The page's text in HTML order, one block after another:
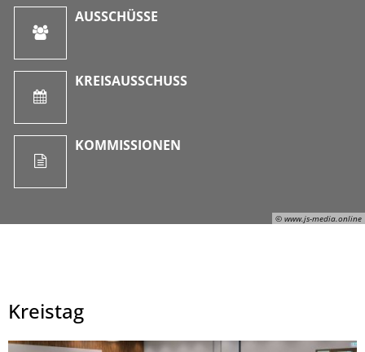
© www.js-media.online
AUSSCHÜSSE
KREISAUSSCHUSS
KOMMISSIONEN
Kreistag